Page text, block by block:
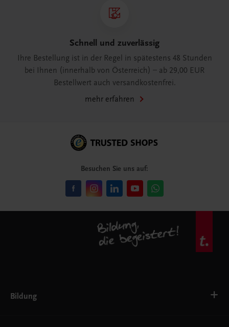
Schnell und zuverlässig
Ihre Bestellung ist in der Regel in spätestens 48 Stunden
bei Ihnen (innerhalb von Österreich) – ab 29,00 EUR
Bestellwert auch versandkostenfrei.
mehr erfahren
Besuchen Sie uns auf:
Bildung